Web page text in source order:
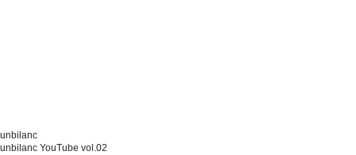
unbilanc
unbilanc YouTube vol.02